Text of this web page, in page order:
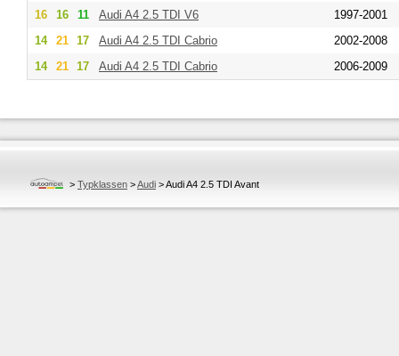
16
16 11 Audi A4 2.5 TDI V6 1997-2001
14
21 17 Audi A4 2.5 TDI Cabrio 2002-2008
14
21 17 Audi A4 2.5 TDI Cabrio 2006-2009
> Typklassen >Audi >Audi A4 2.5 TDI Avant